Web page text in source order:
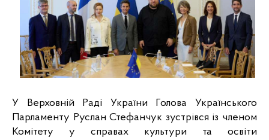
У Верховній Раді України Голова Українського
Парламенту Руслан Стефанчук зустрівся із членом
Комітету у справах культури та освіти